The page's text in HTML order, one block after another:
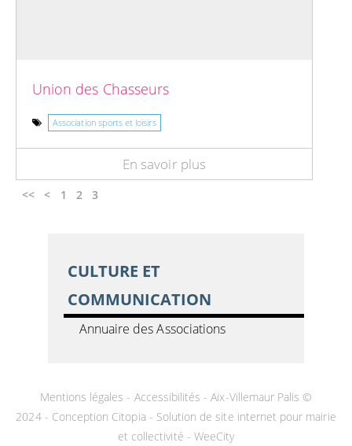
Union des Chasseurs
Association sports et loisirs
En savoir plus
<< < 1 2 3
CULTURE ET
COMMUNICATION
Annuaire des Associations
Mentions légales - Accessibilités - Aix-Villemaur Palis ©
2024 - Conception Citopia- Solution de site internet pour mairie
et collectivité - WeeCity